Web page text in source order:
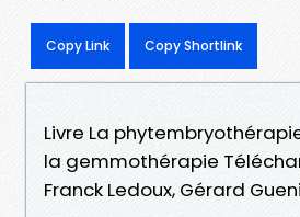
Copy Link Copy Shortlink
Livre La
la gemmothérapie
Franck Ledoux, Gérard